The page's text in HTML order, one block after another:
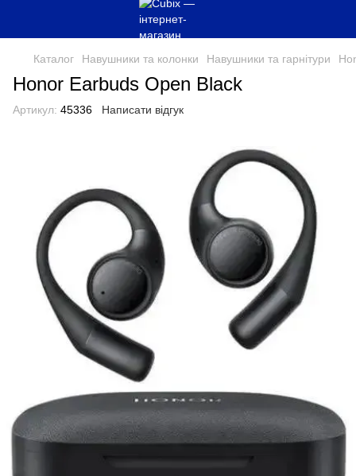
Каталог Навушники та колонки Навушники та гарнітури
Honor Earbuds Open Black
Артикул: 45336 Написати відгук